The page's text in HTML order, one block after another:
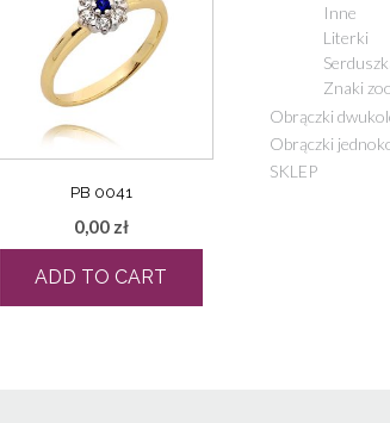
PB 0041
0,00 zł
ADD TO CART
Inne
Literki
Znaki
Obrączki
Obrączki
SKLEP